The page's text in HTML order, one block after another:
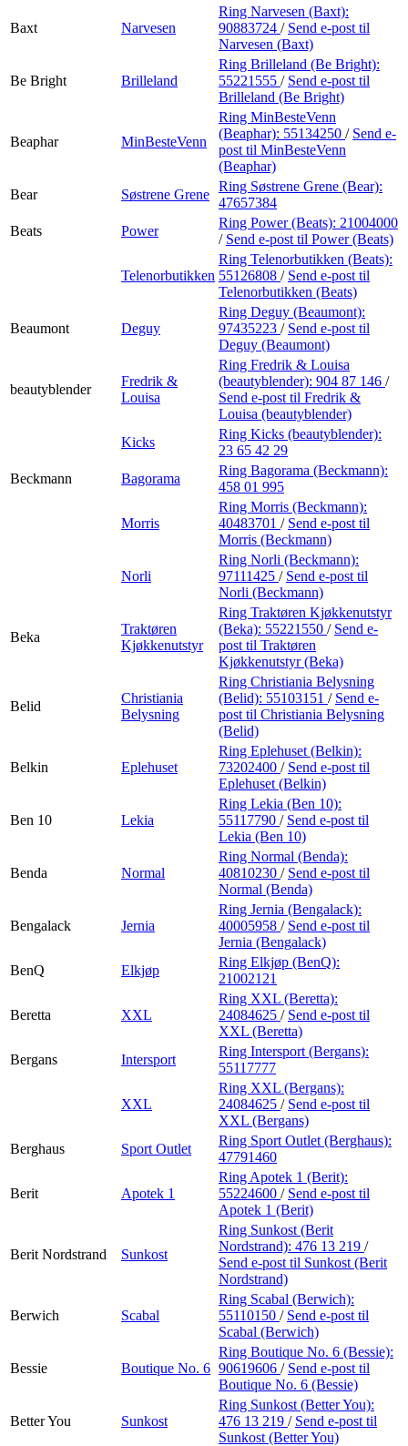
Baxt Narvesen
Ring Narvesen (Baxt):
90883724 / Send e-post til
Narvesen (Baxt)
Be Bright Brilleland
Ring Brilleland (Be Bright):
55221555 / Send e-post til
Brilleland (Be Bright)
Beaphar MinBesteVenn
Ring MinBesteVenn
(Beaphar): 55134250 / Send e-
post til MinBesteVenn
(Beaphar)
Bear
Søstrene Grene
Ring Søstrene Grene (Bear):
47657384
Beats
Power
Ring Power (Beats): 21004000
/ Send e-post til Power (Beats)
Telenorbutikken
Ring Telenorbutikken (Beats):
55126808 / Send e-post til
Telenorbutikken (Beats)
Beaumont Deguy
Ring Deguy (Beaumont):
97435223 / Send e-post til
Deguy (Beaumont)
beautyblender
Fredrik &
Louisa
Ring Fredrik & Louisa
(beautyblender): 904 87 146 /
Send e-post til Fredrik &
Louisa (beautyblender)
Kicks
Ring Kicks (beautyblender):
23 65 42 29
Beckmann
Bagorama
Ring Bagorama (Beckmann):
458 01 995
Morris
Ring Morris (Beckmann):
40483701 / Send e-post til
Morris (Beckmann)
Norli
Ring Norli (Beckmann):
97111425 / Send e-post til
Norli (Beckmann)
Beka
Traktøren
Kjøkkenutstyr
Ring Traktøren Kjøkkenutstyr
(Beka): 55221550 / Send e-
post til Traktøren
Kjøkkenutstyr (Beka)
Belid
Christiania
Belysning
Ring Christiania Belysning
(Belid): 55103151 / Send e-
post til Christiania Belysning
(Belid)
Belkin Eplehuset
Ring Eplehuset (Belkin):
73202400 / Send e-post til
Eplehuset (Belkin)
Ben 10 Lekia
Ring Lekia (Ben 10):
55117790 / Send e-post til
Lekia (Ben 10)
Benda Normal
Ring Normal (Benda):
40810230 / Send e-post til
Normal (Benda)
Bengalack Jernia
Ring Jernia (Bengalack):
40005958 / Send e-post til
Jernia (Bengalack)
BenQ
Elkjøp
Ring Elkjøp (BenQ):
21002121
Beretta XXL
Ring XXL (Beretta):
24084625 / Send e-post til
XXL (Beretta)
Bergans
Intersport
Ring Intersport (Bergans):
55117777
XXL
Ring XXL (Bergans):
24084625 / Send e-post til
XXL (Bergans)
Berghaus
Sport Outlet
Ring Sport Outlet (Berghaus):
47791460
Berit Apotek 1
Ring Apotek 1 (Berit):
55224600 / Send e-post til
Apotek 1 (Berit)
Berit Nordstrand Sunkost
Ring Sunkost (Berit
Nordstrand): 476 13 219 /
Send e-post til Sunkost (Berit
Nordstrand)
Berwich Scabal
Ring Scabal (Berwich):
55110150 / Send e-post til
Scabal (Berwich)
Bessie Boutique No. 6
Ring Boutique No. 6 (Bessie):
90619606 / Send e-post til
Boutique No. 6 (Bessie)
Better You Sunkost
Ring Sunkost (Better You):
476 13 219 / Send e-post til
Sunkost (Better You)